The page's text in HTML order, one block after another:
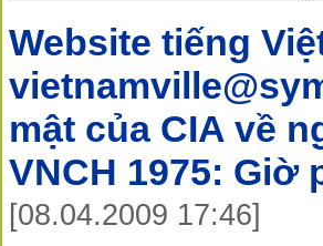
Website tiếng
mật của CIA về
VNCH 1975: Giờ
[08.04.2009 17:46]